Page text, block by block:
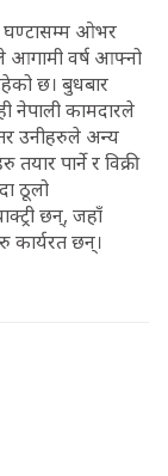
घण्टासम्म ओभर
आगामी वर्ष आफ्नो
छ। बुधबार
नेपाली कामदारले
उनीहरुले अन्य
पार्ने र विक्री
ठूलो
छन्, जहाँ
कार्यरत छन्।